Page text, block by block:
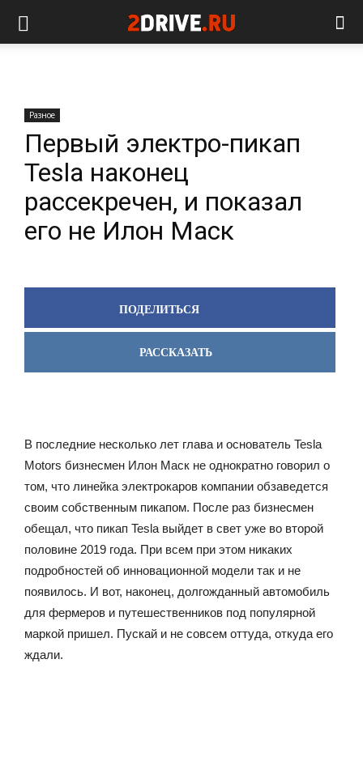
Разное
Первый электро-пикап
Tesla наконец
рассекречен, и показал
его не Илон Маск
ПОДЕЛИТЬСЯ
РАССКАЗАТЬ
В последние несколько лет глава и основатель Tesla
Motors бизнесмен Илон Маск не однократно говорил о
том, что линейка электрокаров компании обзаведется
своим собственным пикапом. После раз бизнесмен
обещал, что пикап Tesla выйдет в свет уже во второй
половине 2019 года. При всем при этом никаких
подробностей об инновационной модели так и не
появилось. И вот, наконец, долгожданный автомобиль
для фермеров и путешественников под популярной
маркой пришел. Пускай и не совсем оттуда, откуда его
ждали.